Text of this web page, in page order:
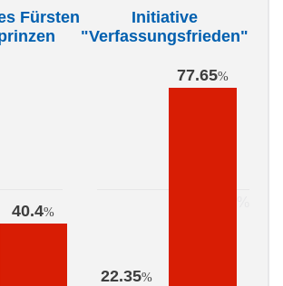
Fürsten
40.4%
Initiative
"Verfassungsfrieden"
22.35%
77.65%